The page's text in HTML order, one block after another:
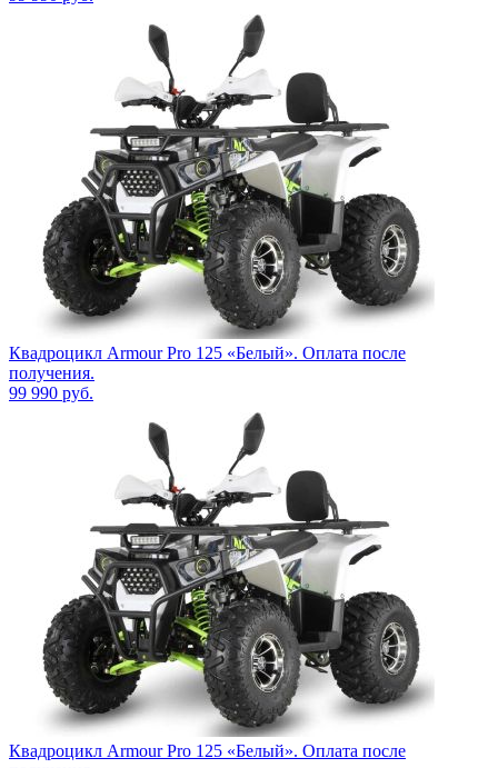
Квадроцикл Armour Pro 125 «Белый». Оплата после
получения.
99 990 руб.
Квадроцикл Armour Pro 125 «Белый». Оплата после